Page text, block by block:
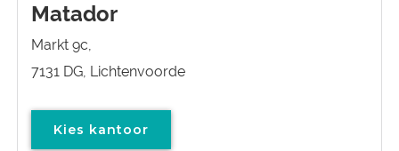
Matador
Markt 9c,
7131 DG, Lichtenvoorde
Kies kantoor